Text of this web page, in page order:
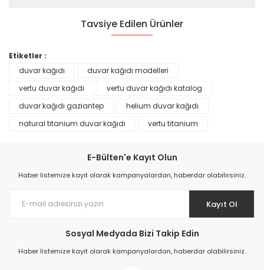
Tavsiye Edilen Ürünler
Prime ArtDECO Duvar Kağıdı Tutkalı 500 gr
199,00 TL
Etiketler :
duvar kağıdı
duvar kağıdı modelleri
vertu duvar kağıdı
vertu duvar kağıdı katalog
duvar kağıdı gaziantep
helium duvar kağıdı
natural titanium duvar kağıdı
vertu titanium
E-Bülten'e Kayıt Olun
Haber listemize kayıt olarak kampanyalardan, haberdar olabilirsiniz.
Kayıt Ol
Sosyal Medyada Bizi Takip Edin
Haber listemize kayıt olarak kampanyalardan, haberdar olabilirsiniz.